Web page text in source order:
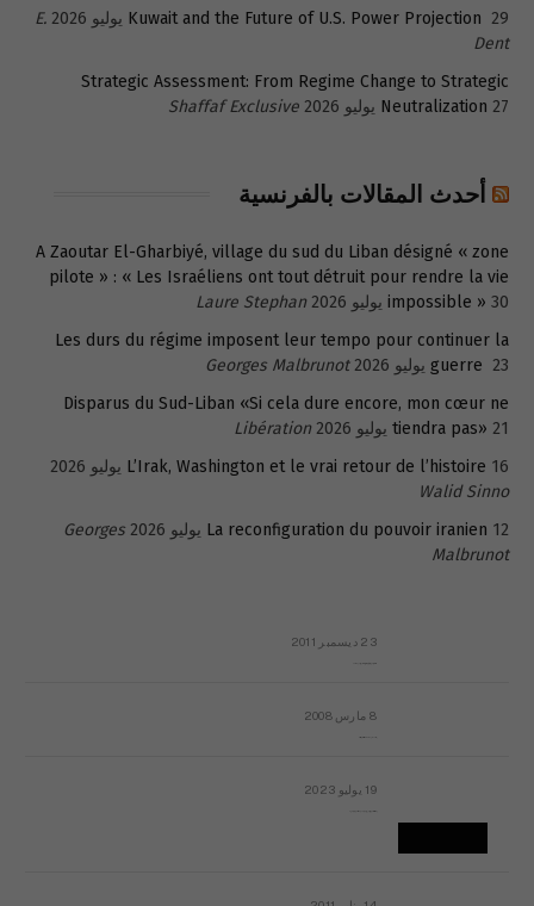
Kuwait and the Future of U.S. Power Projection 29 يوليو 2026
E.
Dent
Strategic Assessment: From Regime Change to Strategic
Neutralization 27 يوليو 2026 Shaffaf Exclusive
أحدث المقالات بالفرنسية
A Zaoutar El-Gharbiyé, village du sud du Liban désigné « zone
pilote » : « Les Israéliens ont tout détruit pour rendre la vie
impossible » 30 يوليو 2026
Laure Stephan
Les durs du régime imposent leur tempo pour continuer la
guerre 23 يوليو 2026
Georges Malbrunot
Disparus du Sud-Liban «Si cela dure encore, mon cœur ne
tiendra pas» 21 يوليو 2026
Libération
L’Irak, Washington et le vrai retour de l’histoire 16 يوليو 2026
Walid Sinno
La reconfiguration du pouvoir iranien 12 يوليو 2026
Georges
Malbrunot
23 ديسمبر 2011
8 مارس 2008
19 يوليو 2023